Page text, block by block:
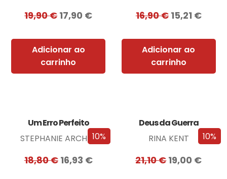
19,90€17,90 €
Adicionar ao
carrinho
16,90€ 15,21 €
Adicionar ao
carrinho
10%
Um Erro Perfeito
STEPHANIE ARCHER
18,80€ 16,93 €
10%
Deus da Guerra
RINA KENT
21,10€19,00 €